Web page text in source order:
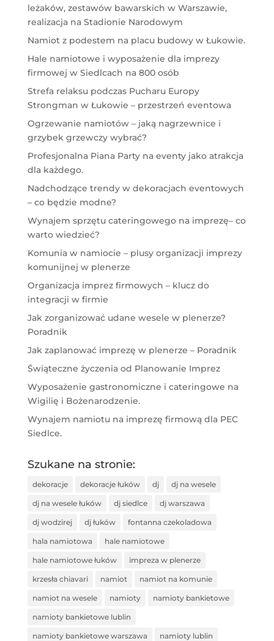
leżaków, zestawów bawarskich w Warszawie,
realizacja na Stadionie Narodowym
Namiot z podestem na placu budowy w Łukowie.
Hale namiotowe i wyposażenie dla imprezy
firmowej w Siedlcach na 800 osób
Strefa relaksu podczas Pucharu Europy
Strongman w Łukowie – przestrzeń eventowa
Ogrzewanie namiotów – jaką nagrzewnice i
grzybek grzewczy wybrać?
Profesjonalna Piana Party na eventy jako atrakcja
dla każdego.
Nadchodzące trendy w dekoracjach eventowych
– co będzie modne?
Wynajem sprzętu cateringowego na imprezę– co
warto wiedzieć?
Komunia w namiocie – plusy organizacji imprezy
komunijnej w plenerze
Organizacja imprez firmowych – klucz do
integracji w firmie
Jak zorganizować udane wesele w plenerze?
Poradnik
Jak zaplanować imprezę w plenerze – Poradnik
Świąteczne życzenia od Planowanie Imprez
Wyposażenie gastronomiczne i cateringowe na
Wigilię i Bożenarodzenie.
Wynajem namiotu na imprezę firmową dla PEC
Siedlce.
Szukane na stronie:
dekoracje dekoracje łuków dj dj na wesele
dj na wesele łuków dj siedlce dj warszawa
dj wodzirej dj łuków fontanna czekoladowa
hala namiotowa hale namiotowe
hale namiotowe łuków impreza w plenerze
krzesła chiavari namiot namiot na komunie
namiot na wesele namioty namioty bankietowe
namioty bankietowe lublin
namioty bankietowe warszawa namioty lublin